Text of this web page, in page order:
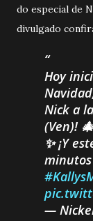
do especial de
divulgado
Hoy
Nick a
(Ven)!
✨ ¡Y
minutos
—